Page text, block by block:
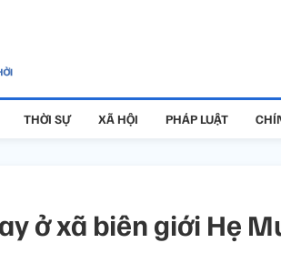
THỜI SỰ XÃ HỘI PHÁP LUẬT
ở xã biên giới Hẹ